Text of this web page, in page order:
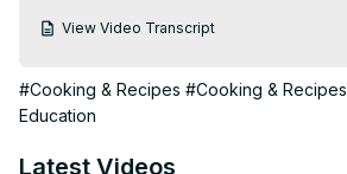
- 1 xícara de chá de açúcar;
- 100 ml de água fervente;
👉Pudim:
- 200 ml de leite;
View Video Transcript
#Cooking & Recipes #Cooking & Recipes
Education
Latest Videos